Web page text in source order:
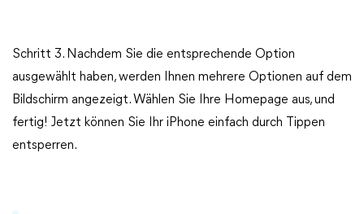
Schritt 3. Nachdem Sie die entsprechende Option
ausgewählt haben, werden Ihnen mehrere Optionen auf dem
Bildschirm angezeigt. Wählen Sie Ihre Homepage aus, und
fertig! Jetzt können Sie Ihr iPhone einfach durch Tippen
entsperren.